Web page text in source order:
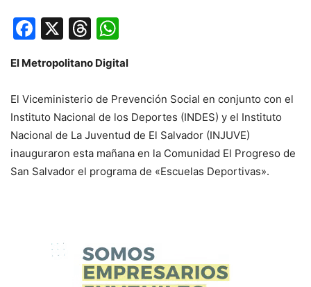
Facebook
X Threads
El Metropolitano Digital
El Viceministerio de Prevención Social en conjunto con el
Instituto Nacional de los Deportes (INDES) y el Instituto
Nacional de La Juventud de El Salvador (INJUVE)
inauguraron esta mañana en la Comunidad El Progreso de
San Salvador el programa de «Escuelas Deportivas».